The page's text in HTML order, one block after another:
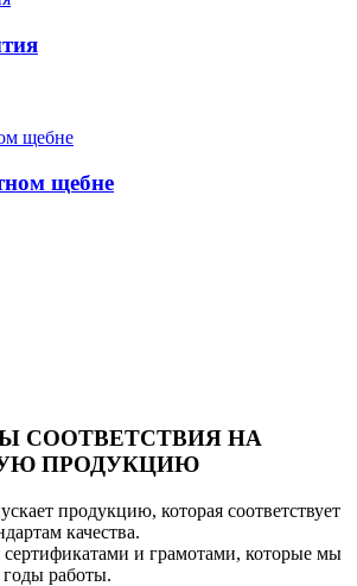
щебне
СООТВЕТСТВИЯ НА
ПРОДУКЦИЮ
продукцию, которая соответствует
качества.
сертификатами и грамотами, которые мы
работы.